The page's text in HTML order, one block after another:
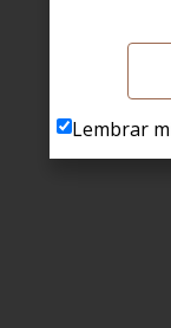
Lembrar